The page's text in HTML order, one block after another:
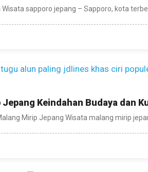
sapporo jepang – Sapporo, kota
Keindahan Budaya dan
Mirip Jepang Wisata malang mirip